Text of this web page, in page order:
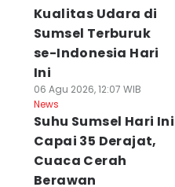
Kualitas Udara di
Sumsel Terburuk
se-Indonesia Hari
Ini
06 Agu 2026, 12:07 WIB
News
Suhu Sumsel Hari Ini
Capai 35 Derajat,
Cuaca Cerah
Berawan